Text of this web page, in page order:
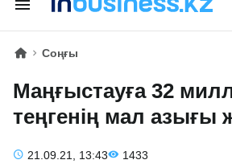
Соңғы
Маңғыстауға 32
теңгенің мал азығы
21.09.21, 13:43 1433